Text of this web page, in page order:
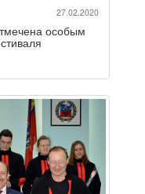
27.02.2020
особым